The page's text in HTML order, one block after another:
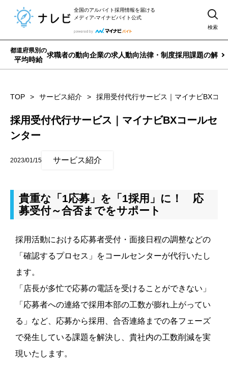
全国のアルバイト採用情報を届ける
メディア-マイナビバイト公式
検索
都道府県別の
平均時給
求職者の動向企業の求人動向法律・制度採用課題の解決
TOP サービス紹介 採用受付代行サービス｜マイナビBXコ
採用受付代行サービス｜マイナビBXコールセ
ンター
2023/01/15 サービス紹介
貴重な「1応募」を「1採用」に！ 応
募受付～合否までをサポート
採用活動における応募者受付・面接日程の調整などの
「確認するプロセス」をコールセンターが代行いたし
ます。
「店長が多忙で応募の電話を受けることができない」
「応募者への連絡で採用本部の工数が膨れ上がってい
る」など、応募から採用、合否連絡までの各フェーズ
で発生している課題を解決し、貴社内の工数削減を実
現いたします。